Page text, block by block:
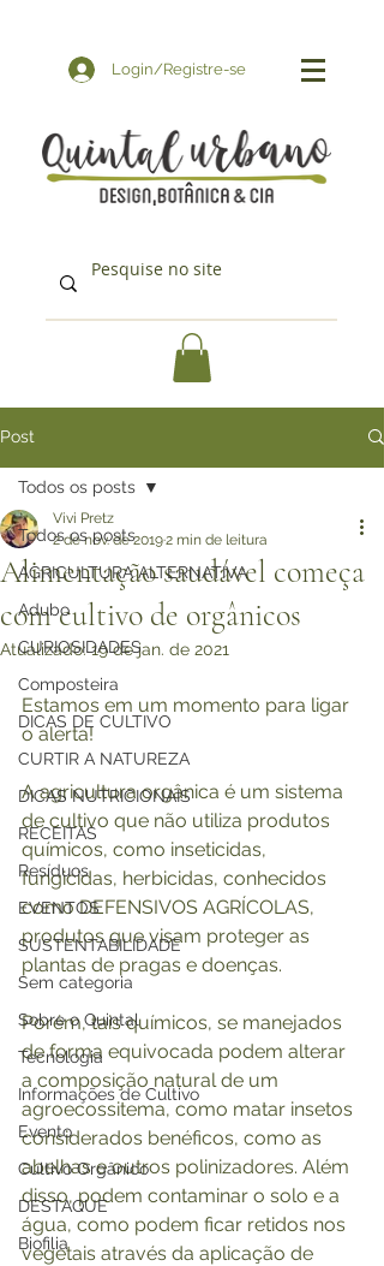
Login/Registre-se
Post
Todos os posts
AGRICULTURA ALTERNATIVA
Adubo
CURIOSIDADES
Composteira
DICAS DE CULTIVO
CURTIR A NATUREZA
DICAS NUTRICIONAIS
RECEITAS
Resíduos
EVENTOS
SUSTENTABILIDADE
Sem categoria
Sobre o Quintal
Tecnologia
Informações de Cultivo
Evento
Cultivo Orgânico
DESTAQUE
Biofilia
Todos os posts
Alimentação saudável começa
com cultivo de orgânicos
Vivi Pretz
2 de nov. de 20192 min de leitura
Atualizado:19 de jan. de 2021
Estamos em um momento para ligar
o alerta!
A agricultura orgânica é um sistema
de cultivo que não utiliza produtos
químicos, como inseticidas,
fungicidas, herbicidas, conhecidos
como DEFENSIVOS AGRÍCOLAS,
produtos que visam proteger as
plantas de pragas e doenças.
Porém, tais químicos, se manejados
de forma equivocada podem alterar
a composição natural de um
agroecossitema, como matar insetos
considerados benéficos, como as
abelhas e outros polinizadores. Além
disso, podem contaminar o solo e a
água, como podem ficar retidos nos
vegetais através da aplicação de